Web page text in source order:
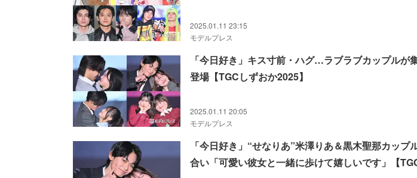
2025.01.11 23:15
モデルプレス
「今日好き」キス寸前・ハグ…ラブラブカップルが
登場【TGCしずおか2025】
2025.01.11 20:05
モデルプレス
「今日好き」“せなりあ”米澤りあ＆黒木聖那カップ
合い「可愛い彼女と一緒に歩けて嬉しいです」【